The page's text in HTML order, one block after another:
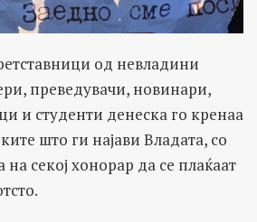
од невладини
преведувачи, новинари,
и студенти денеска го кренаа
што ги најави Владата, со
секој хонорар да се плаќаат